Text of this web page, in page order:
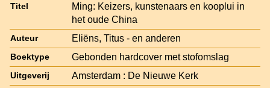
Titel
Ming: Keizers, kunstenaars en kooplui in
het oude China
Auteur Eliëns, Titus - en anderen
Boektype Gebonden hardcover met stofomslag
Uitgeverij Amsterdam : De Nieuwe Kerk